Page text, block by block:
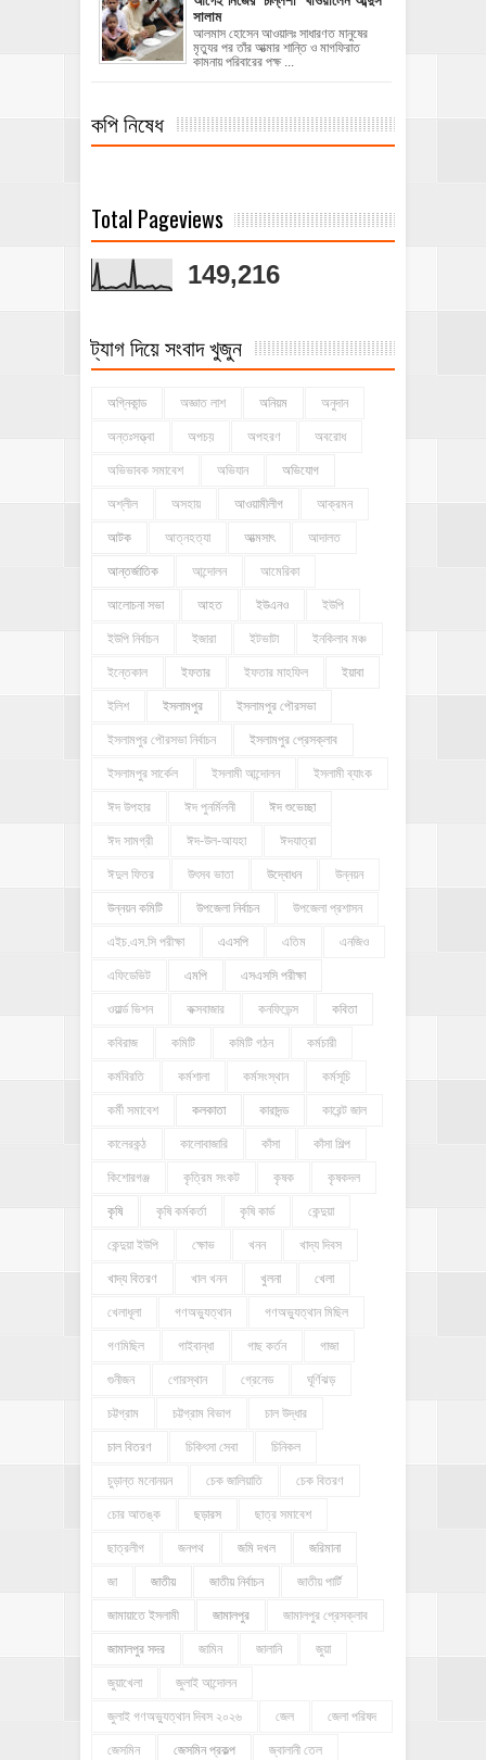
সালাম
আলমাস হোসেন আওয়ালঃ ‎​সাধারণত মানুষের
মৃত্যুর পর তাঁর আত্মার শান্তি ও মাগফিরাত
কামনায় পরিবারের পক্ষ ...
কপি নিষেধ
Total Pageviews
149,216
ট্যাগ দিয়ে সংবাদ খুজুন
অগ্নিকান্ড অজ্ঞাত লাশ অনিয়ম অনুদান
অন্তঃসত্ত্বা অপচয় অপহরণ অবরোধ
অভিভাবক সমাবেশ অভিযান অভিযোগ
অশ্লীল অসহায় আওয়ামীলীগ আক্রমন
আটক আত্নহত্যা আত্মসাৎ আদালত
আন্তর্জাতিক আন্দোলন আমেরিকা
আলোচনা সভা আহত ইউএনও ইউপি
ইউপি নির্বাচন ইজারা ইটভাটা ইনকিলাব মঞ্চ
ইন্তেকাল ইফতার ইফতার মাহফিল ইয়াবা
ইলিশ ইসলামপুর ইসলামপুর পৌরসভা
ইসলামপুর পৌরসভা নির্বাচন ইসলামপুর প্রেসক্লাব
ইসলামপুর সার্কেল ইসলামী আন্দোলন ইসলামী ব্যাংক
ঈদ উপহার ঈদ পুনর্মিলনী ঈদ শুভেচ্ছা
ঈদ সামগ্রী ঈদ-উল-আযহা ঈদযাত্রা
ঈদুল ফিতর উৎসব ভাতা উদ্বোধন উন্নয়ন
উন্নয়ন কমিটি উপজেলা নির্বাচন উপজেলা প্রশাসন
এইচ.এস.সি পরীক্ষা এএসপি এতিম এনজিও
এফিডেভিট এমপি এসএসসি পরীক্ষা
ওয়ার্ল্ড ভিশন কক্সবাজার কনফিডেন্স কবিতা
কবিরাজ কমিটি কমিটি গঠন কর্মচারী
কর্মবিরতি কর্মশালা কর্মসংস্থান কর্মসূচি
কর্মী সমাবেশ কলকাতা কারাদন্ড কারেন্ট জাল
কালেরকন্ঠ কালোবাজারি কাঁসা কাঁসা শিল্প
কিশোরগঞ্জ কৃত্রিম সংকট কৃষক কৃষকদল
কৃষি কৃষি কর্মকর্তা কৃষি কার্ড কেন্দুয়া
কেন্দুয়া ইউপি ক্ষোভ খনন খাদ্য দিবস
খাদ্য বিতরণ খাল খনন খুলনা খেলা
খেলাধূলা গণঅভ্যুত্থান গণঅভ্যুত্থান মিছিল
গণমিছিল গাইবান্ধা গাছ কর্তন গাজা
গুনীজন গোরস্থান গ্রেনেড ঘূর্ণিঝড়
চট্টগ্রাম চট্টগ্রাম বিভাগ চাল উদ্ধার
চাল বিতরণ চিকিৎসা সেবা চিনিকল
চুড়ান্ত মনোনয়ন চেক জালিয়াতি চেক বিতরণ
চোর আতঙ্ক ছড়ারস ছাত্র সমাবেশ
ছাত্রলীগ জনপথ জমি দখল জরিমানা
জা জাতীয় জাতীয় নির্বাচন জাতীয় পার্টি
জামায়াতে ইসলামী জামালপুর জামালপুর প্রেসক্লাব
জামালপুর সদর জামিন জালানি জুয়া
জুয়াখেলা জুলাই আন্দোলন
জুলাই গণঅভ্যুত্থান দিবস ২০২৬ জেল জেলা পরিষদ
জেসমিন জেসমিন প্রকল্প জ্বালানী তেল